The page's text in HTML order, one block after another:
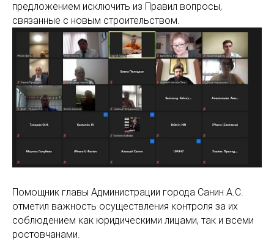
предложением исключить из Правил вопросы,
связанные с новым строительством.
Помощник главы Администрации города Санин А.С.
отметил важность осуществления контроля за их
соблюдением как юридическими лицами, так и всеми
ростовчанами.